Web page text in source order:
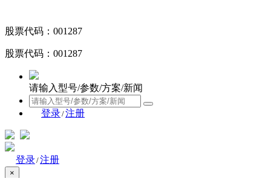
股票代码：001287
股票代码：001287
请输入型号/参数/方案/新闻
登录/注册
登录/注册
×